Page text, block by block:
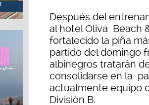
Después del
al hotel Oliva Beach
fortalecido la piña
partido del domingo
albinegros tratarán
consolidarse en la
actualmente equipo
División B.